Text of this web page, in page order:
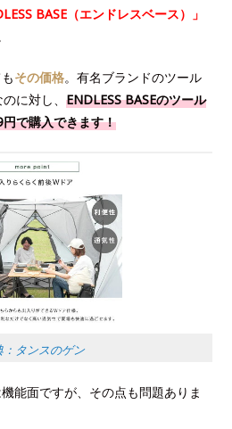
BASE（エンドレスベース）」
その価格。有名ブランドのツール
に対し、ENDLESS BASEのツール
で購入できます！
：タンスのゲン
能面ですが、その点も問題ありま